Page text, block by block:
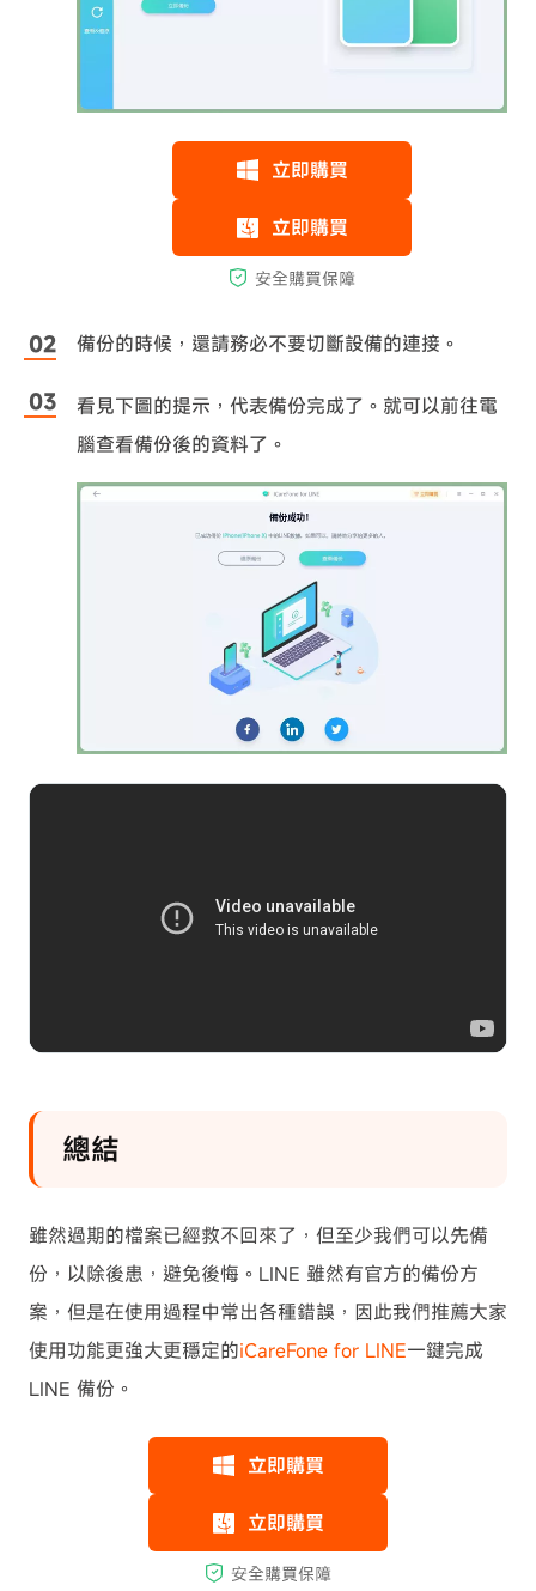
備份的時候，還請務必不要切斷設備的連接。
看見下圖的提示，代表備份完成了。就可以前往電
腦查看備份後的資料了。
總結
雖然過期的檔案已經救不回來了，但至少我們可以先備
份，以除後患，避免後悔。LINE 雖然有官方的備份方
案，但是在使用過程中常出各種錯誤，因此我們推薦大家
使用功能更強大更穩定的iCareFone for LINE一鍵完成
LINE 備份。